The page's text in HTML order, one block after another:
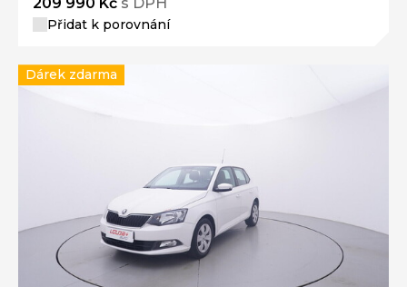
209 990 Kč s DPH
Přidat k porovnání
Dárek zdarma